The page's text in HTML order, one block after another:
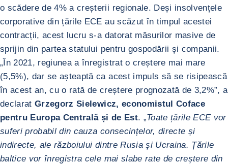
o scădere de 4% a creșterii regionale. Deși insolvențele
corporative din țările ECE au scăzut în timpul acestei
contracții, acest lucru s-a datorat măsurilor masive de
sprijin din partea statului pentru gospodării și companii.
„În 2021, regiunea a înregistrat o creștere mai mare
(5,5%), dar se așteaptă ca acest impuls să se risipească
în acest an, cu o rată de creștere prognozată de 3,2%”, a
declarat Grzegorz Sielewicz, economistul Coface
pentru Europa Centrală și de Est. „Toate țările ECE vor
suferi probabil din cauza consecințelor, directe și
indirecte, ale războiului dintre Rusia și Ucraina. Țările
baltice vor înregistra cele mai slabe rate de creștere din